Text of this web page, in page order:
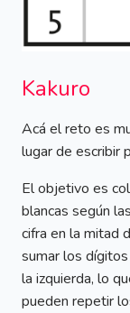
Kakuro
Acá el reto es
lugar de escribir
El objetivo es
blancas según
cifra en la mitad
sumar los
la izquierda, lo
pueden repetir